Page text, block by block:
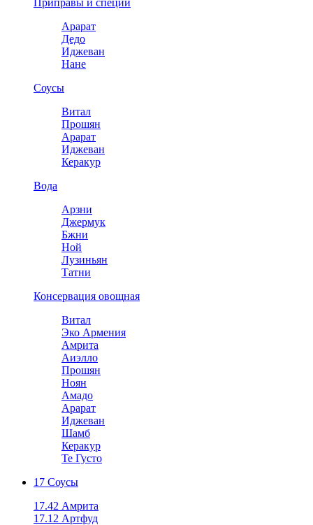
Приправы и специи
Арарат
Дедо
Иджеван
Нане
Соусы
Витал
Прошян
Арарат
Иджеван
Керакур
Вода
Арзни
Джермук
Бжни
Ной
Лузиньян
Татни
Консервация овощная
Витал
Эко Армения
Амрита
Аиэлло
Прошян
Ноян
Амадо
Арарат
Иджеван
Шамб
Керакур
Те Густо
17 Соусы
17.42 Амрита
17.12 Артфуд